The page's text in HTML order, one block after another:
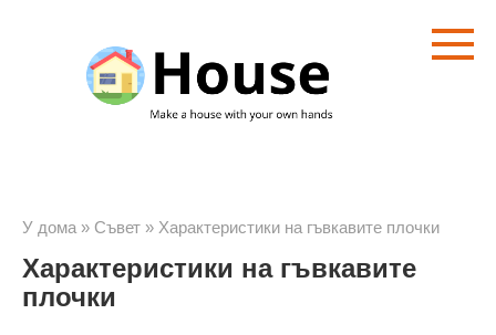
съдържанието
У дома » Съвет » Характеристики на гъвкавите плочки
Характеристики на гъвкавите
плочки